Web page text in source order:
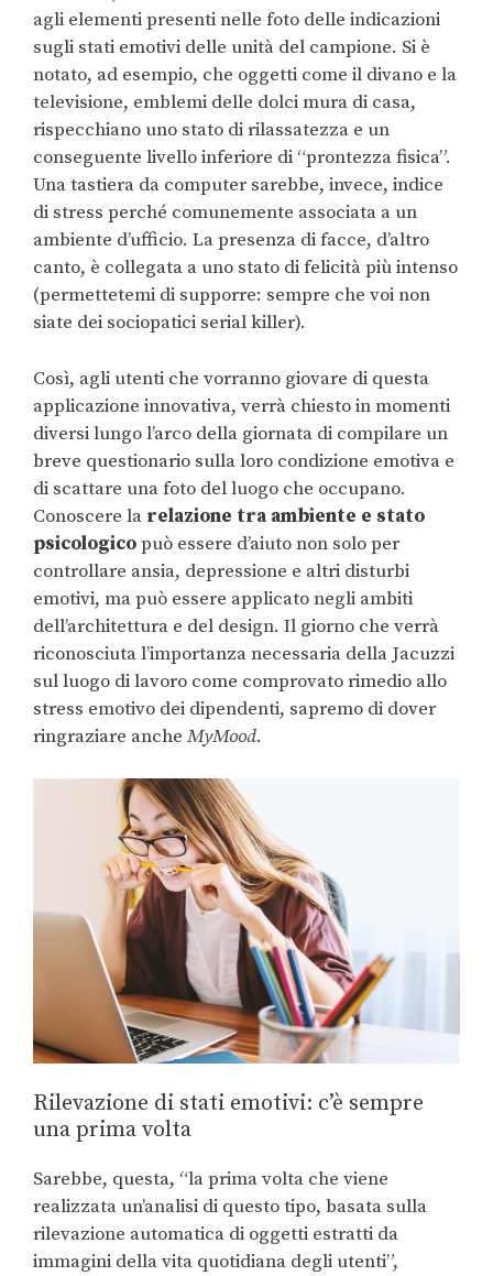
agli elementi presenti nelle foto delle indicazioni
sugli stati emotivi delle unità del campione. Si è
notato, ad esempio, che oggetti come il divano e la
televisione, emblemi delle dolci mura di casa,
rispecchiano uno stato di rilassatezza e un
conseguente livello inferiore di “prontezza fisica”.
Una tastiera da computer sarebbe, invece, indice
di stress perché comunemente associata a un
ambiente d’ufficio. La presenza di facce, d’altro
canto, è collegata a uno stato di felicità più intenso
(permettetemi di supporre: sempre che voi non
siate dei sociopatici serial killer).
Così, agli utenti che vorranno giovare di questa
applicazione innovativa, verrà chiesto in momenti
diversi lungo l’arco della giornata di compilare un
breve questionario sulla loro condizione emotiva e
di scattare una foto del luogo che occupano.
Conoscere la relazione tra ambiente e stato
psicologicopuò essere d’aiuto non solo per
controllare ansia, depressione e altri disturbi
emotivi, ma può essere applicato negli ambiti
dell’architettura e del design. Il giorno che verrà
riconosciuta l’importanza necessaria della Jacuzzi
sul luogo di lavoro come comprovato rimedio allo
stress emotivo dei dipendenti, sapremo di dover
ringraziare anche MyMood.
Rilevazione di stati emotivi: c’è sempre
una prima volta
Sarebbe, questa, “la prima volta che viene
realizzata un’analisi di questo tipo, basata sulla
rilevazione automatica di oggetti estratti da
immagini della vita quotidiana degli utenti”,